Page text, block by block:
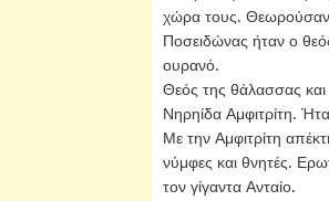
χώρα τους. Θεωρούσαν
Ποσειδώνας ήταν ο
ουρανό.
Θεός της θάλασσας
Νηρηίδα Αμφιτρίτη.
Με την Αμφιτρίτη
νύμφες και θνητές.
τον γίγαντα Ανταίο.